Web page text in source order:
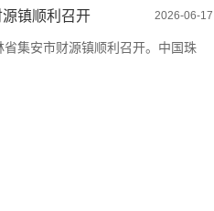
镇顺利召开 2026-06-17
集安市财源镇顺利召开。中国珠